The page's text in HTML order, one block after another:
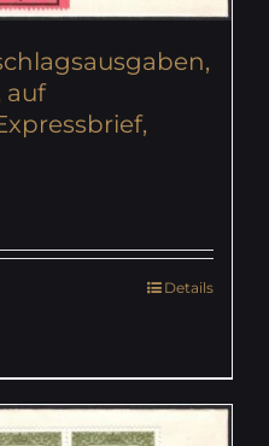
auf
Details